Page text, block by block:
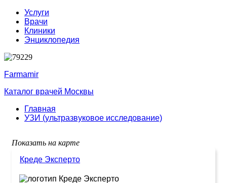
Услуги
Врачи
Клиники
Энциклопедия
Farmamir
Каталог врачей Москвы
Главная
УЗИ (ультразвуковое исследование)
Показать на карте
Креде Эксперто